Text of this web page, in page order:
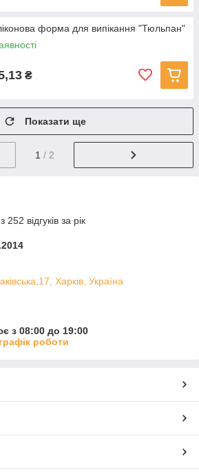
форма для випікання "Тюльпан"
₴
Показати ще
1 / 2
відгуків за рік
Харків, Україна
з 08:00 до 19:00
роботи